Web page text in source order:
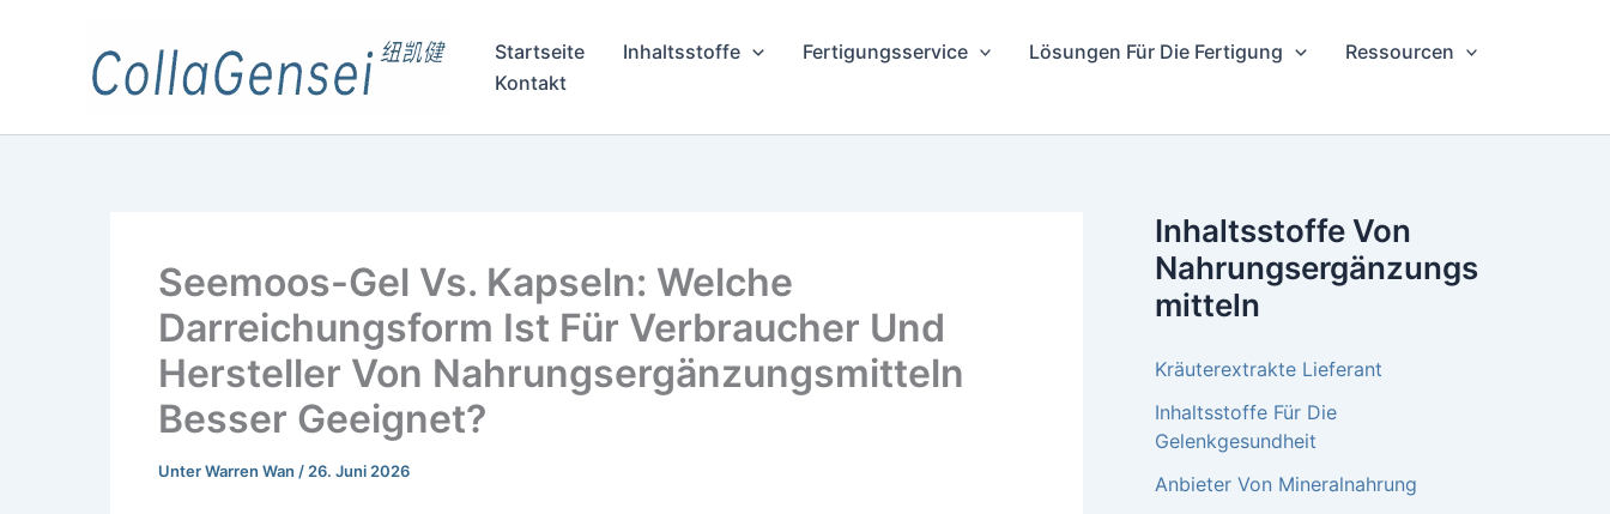
Startseite Inhaltsstoffe Fertigungsservice Lösungen Für Die Fertigung
Ressourcen
Kontakt
Seemoos-Gel Vs. Kapseln: Welche
Darreichungsform Ist Für Verbraucher Und
Hersteller Von Nahrungsergänzungsmitteln
Besser Geeignet?
UnterWarren Wan / 26. Juni 2026
Inhaltsstoffe Von
Nahrungsergänzungs
Mitteln
Kräuterextrakte Lieferant
Inhaltsstoffe Für Die
Gelenkgesundheit
Anbieter Von Mineralnahrung